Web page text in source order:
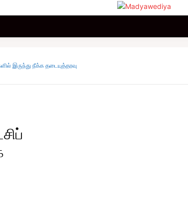
இருந்து நீக்க தடையுத்தரவு